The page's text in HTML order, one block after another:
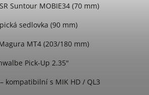
Suntour MOBIE34 (70 mm)
sedlovka (90 mm)
MT4 (203/180 mm)
Pick-Up 2.35"
kompatibilní s MIK HD / QL3